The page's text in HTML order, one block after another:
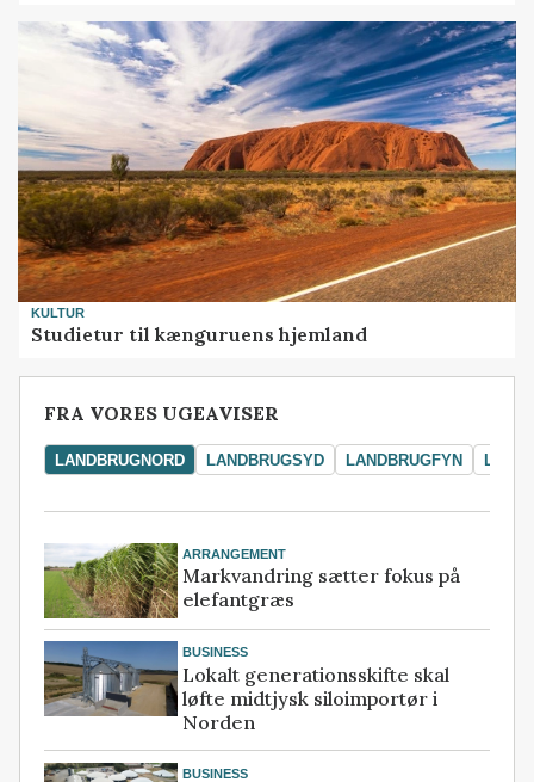
KULTUR
Studietur til kænguruens hjemland
FRA VORES UGEAVISER
LANDBRUGNORD LANDBRUGSYD LANDBRUGFYN
ARRANGEMENT
Markvandring sætter fokus på
elefantgræs
BUSINESS
Lokalt generationsskifte skal
løfte midtjysk siloimportør i
Norden
BUSINESS